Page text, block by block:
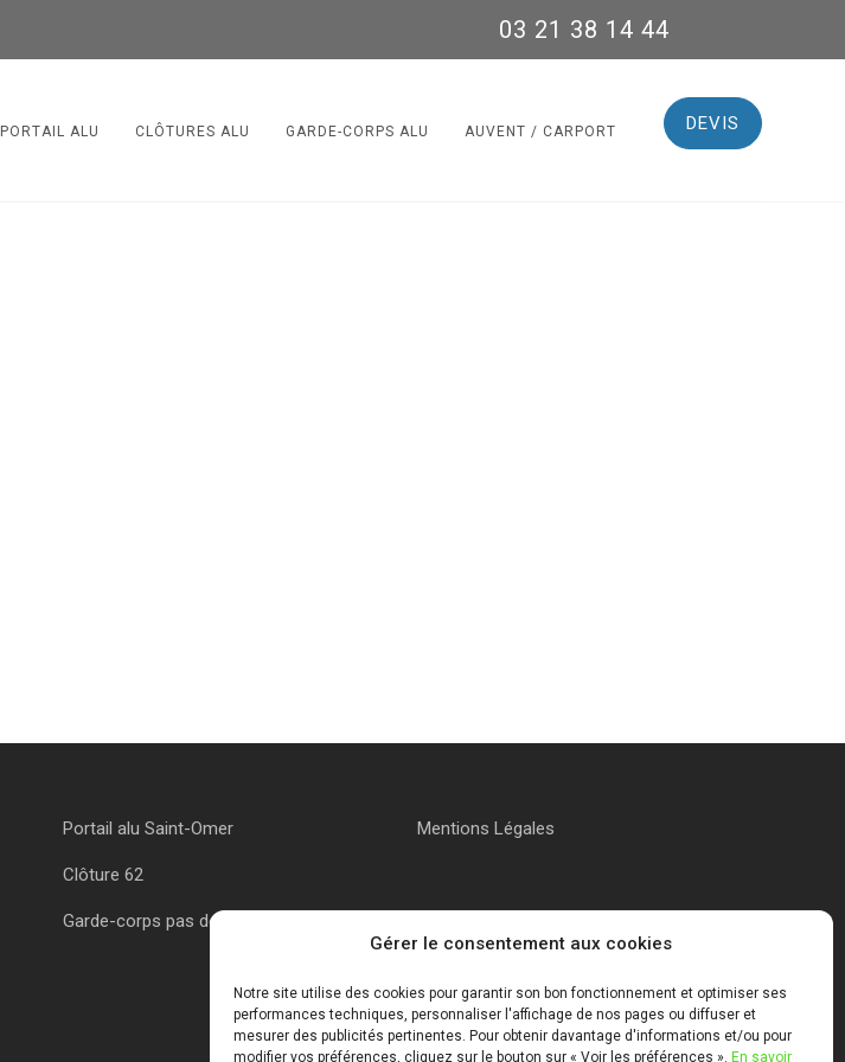
Gérer le consentement aux cookies
Notre site utilise des cookies pour garantir son bon fonctionnement et optimiser ses
performances techniques, personnaliser l'affichage de nos pages ou diffuser et
mesurer des publicités pertinentes. Pour obtenir davantage d'informations et/ou pour
modifier vos préférences, cliquez sur le bouton sur « Voir les préférences ». En savoir
03 21 38 14 44
DEVIS
PORTAIL ALU CLÔTURES ALU GARDE-CORPS ALU AUVENT / CARPORT
Portail alu Saint-Omer
Clôture 62
Garde-corps pas de calais
Mentions Légales